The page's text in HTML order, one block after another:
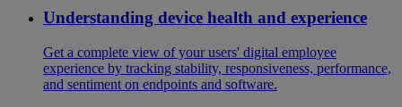
Understanding device health and experience
Get a complete view of your users' digital employee
experience by tracking stability, responsiveness, performance,
and sentiment on endpoints and software.